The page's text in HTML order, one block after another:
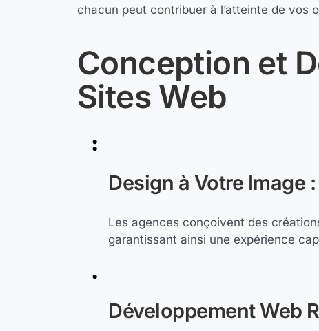
chacun peut contribuer à l’atteinte de vos
Conception et
Sites Web
Design à Votre Image :
Les agences conçoivent des
garantissant ainsi une expérience
Développement Web